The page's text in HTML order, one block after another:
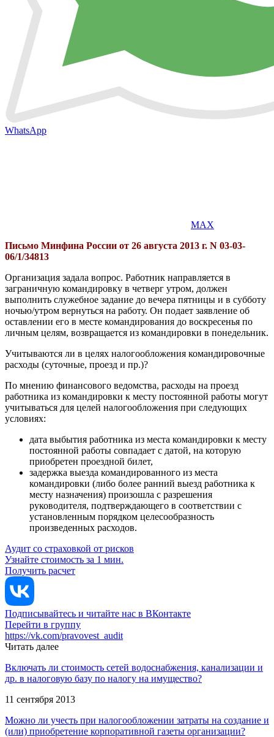
WhatsApp
MAX
Письмо Минфина России от 26 августа 2013 г. N 03-03-
06/1/34813
Организация задала вопрос. Работник направляется в
заграничную командировку в четверг утром, должен
выполнить служебное задание до вечера пятницы и в субботу
ночью/утром вернуться на работу. Он подает заявление об
оставлении его в месте командирования до воскресенья по
личным целям, возвращается из командировки в понедельник.
Учитываются ли в целях налогообложения командировочные
расходы (суточные, проезд и пр.)?
По мнению финансового ведомства, расходы на проезд
работника из командировки к месту постоянной работы могут
учитываться для целей налогообложения при следующих
условиях:
дата выбытия работника из места командировки к месту
постоянной работы совпадает с датой, на которую
приобретен проездной билет,
задержка выезда командированного из места
командировки (либо более ранний выезд работника к
месту назначения) произошла с разрешения
руководителя, подтверждающего в соответствии с
установленным порядком целесообразность
произведенных расходов.
Аудит со страховкой от рисков
Узнайте стоимость за 1 мин.
Получить расчет
Подписывайтесь и читайте нас в ВКонтакте
Перейти в группу
https://vk.com/pravovest_audit
Читать далее
Включать ли стоимость сетей водоснабжения, канализации и
др. в налоговую базу по налогу на имущество?
11 сентября 2013
Можно ли учесть при налогообложении затраты на создание и
(или) приобретение корпоративной газеты организации?